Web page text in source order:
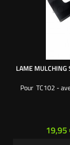
LAME MULCHING
Pour TC102 -
Prix
19,95